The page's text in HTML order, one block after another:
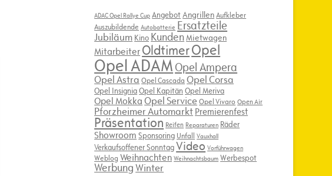
ADAC Opel Rallye Cup AngebotAngrillenAufkleber
Auszubildende Autobatterie Ersatzteile
Jubiläum Kino Kunden Mietwagen
Mitarbeiter OldtimerOpel
Opel ADAM Opel Ampera
Opel Astra Opel Cascada Opel Corsa
Opel InsigniaOpel Kapitän Opel Meriva
Opel Mokka Opel ServiceOpel Vivaro Open Air
Pforzheimer Automarkt Premierenfest
Präsentation Reifen Reparaturen Räder
Showroom Sponsoring Unfall Vauxhall
Verkaufsoffener SonntagVideo Vorführwagen
Weblog Weihnachten Weihnachtsbaum Werbespot
WerbungWinter